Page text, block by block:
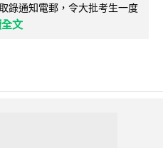
錄通知電郵，令大批考生一度
文